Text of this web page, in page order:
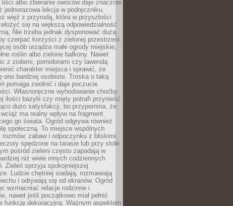
liści albo zbieranie owoców daje znacznie
jednorazowa lekcja w podręczniku.
więź z przyrodą, która w przyszłości
się na większą odpowiedzialność
Nie trzeba jednak dysponować dużą
czerpać korzyści z zielonej przestrzeni.
osób urządza małe ogrody miejskie,
roślin albo zielone balkony. Nawet
z ziołami, pomidorami czy lawendą
charakter miejsca i sprawić, że
ono bardziej osobiste. Troska o taką
pomaga zwolnić i daje poczucie
Własnoręczne wyhodowanie choćby
ilości bazylii czy mięty potrafi przynieść
dużo satysfakcji, bo przypomina, że
wciąż ma realny wpływ na fragment
go świata. Ogród odgrywa również
społeczną. To miejsce wspólnych
rozmów, zabaw i odpoczynku z bliskimi.
spędzone na tarasie lub przy stole
pośród zieleni często zapadają w
niż wiele innych codziennych
Zieleń sprzyja spokojniejszej
Ludzie chętniej siadają, rozmawiają
i odrywają się od ekranów. Ogród
wzmacniać relacje rodzinne i
nawet jeśli początkowo miał pełnić
funkcję dekoracyjną. Ważnym aspektem